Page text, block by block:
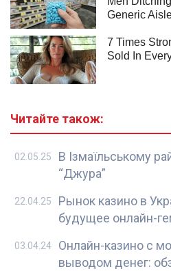
Читайте також:
В Ізмаїльському
“Джура”
02.05.25
Рынок казино в
будущее онлайн-
22.04.25
Онлайн-казино с
выводом денег:
03.04.24